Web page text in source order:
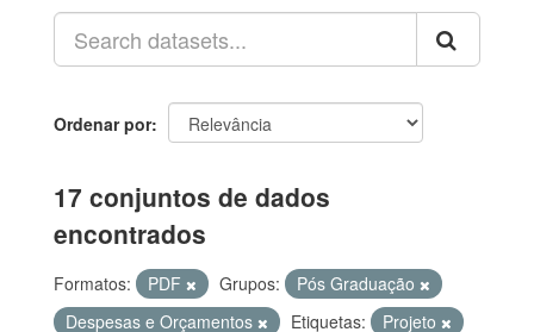
Ordenar por
17 conjuntos de dados
encontrados
Formatos: PDF Grupos:
Pós Graduação
Despesas e Orçamentos
Etiquetas:
Projeto